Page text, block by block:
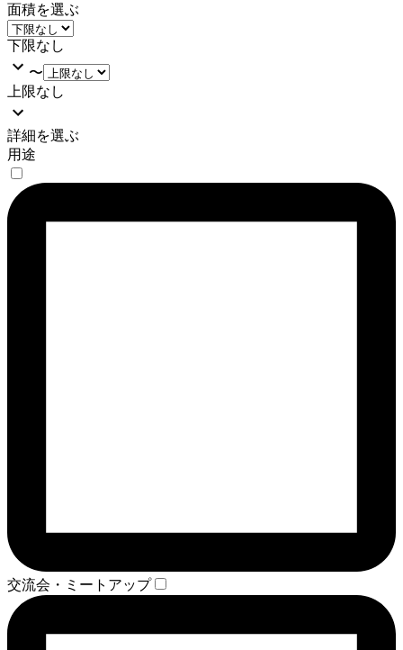
面積を選ぶ
下限なし
〜
上限なし
詳細を選ぶ
用途
交流会・ミートアップ